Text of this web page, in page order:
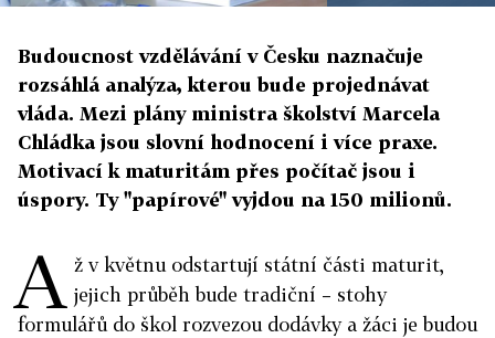
Budoucnost vzdělávání v Česku naznačuje
rozsáhlá analýza, kterou bude projednávat
vláda. Mezi plány ministra školství Marcela
Chládka jsou slovní hodnocení i více praxe.
Motivací k maturitám přes počítač jsou i
úspory. Ty "papírové" vyjdou na 150 milionů.
A ž v květnu odstartují státní části maturit,
jejich průběh bude tradiční – stohy
formulářů do škol rozvezou dodávky a žáci je budou